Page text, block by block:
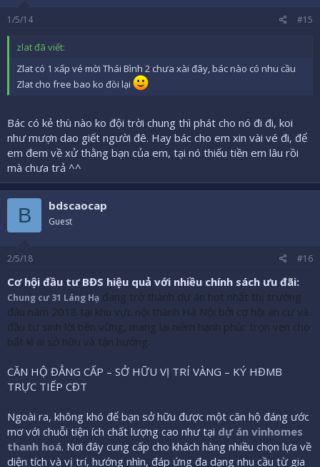
1/5/14 #15
zlat đã viết:
Zlat có 1 xấp vé mời Thái Bình 2 chưa xài đây, bác nào có nhu cầu
Zlat cho free bao ko đòi lại
Bác có kẻ thù nào ko đội trời chung thì phát cho nó đi đi, koi
như mượn dao giết người đê. Hay bác cho em xin vài vé đi, để
em đem về xử thằng bạn của em, tại nó thiếu tiền em lâu rồi
mà chưa trả ^^
B bdscaocap
Guest
2/5/18 #16
Cơ hội đầu tư BĐS hiệu quả với nhiều chính sách ưu đãi:
Chung cư 31 Láng Hạ đang trở thành dự án hot nhất thị trường
đầu năm 2018 tại khu vực nội thành Hà Nội bởi cơ hội an cư và
đầu tư sinh lời bền vững, mang lại niềm hạnh phúc trọn vẹn cho
bất kì ai sở hữu và tận hưởng.
CĂN HỘ ĐẲNG CẤP – SỞ HỮU VỊ TRÍ VÀNG – KÝ HĐMB
TRỰC TIẾP CĐT
Ngoài ra, không khó để bạn sở hữu được một căn hộ đáng ước
mơ với chuỗi tiện ích chất lượng cao như tại dự án vinhomes
thanh hoá. Nơi đây cung cấp cho khách hàng nhiều chọn lựa về
diện tích và vị trí, hướng nhìn, đáp ứng đa dạng nhu cầu từ gia